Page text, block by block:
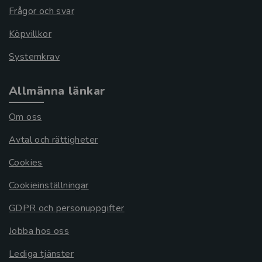
Frågor och svar
Köpvillkor
Systemkrav
Allmänna länkar
Om oss
Avtal och rättigheter
Cookies
Cookieinställningar
GDPR och personuppgifter
Jobba hos oss
Lediga tjänster